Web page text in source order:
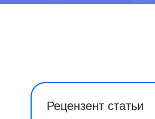
Рецензент статьи